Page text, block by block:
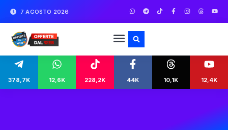
7 AGOSTO 2026
378,7K 12,6K 228,2K 44K 10,1K 12,4K